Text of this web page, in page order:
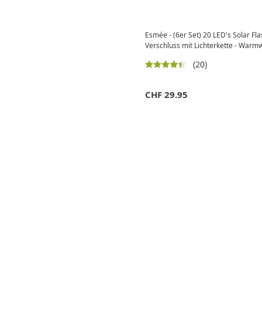
Esmée - (6er Set) 20 LED's Solar
Verschluss mit Lichterkette -
(20)
CHF 29.95